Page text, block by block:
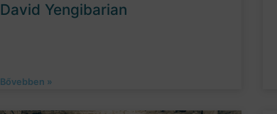
David Yengibarian
Bővebben »